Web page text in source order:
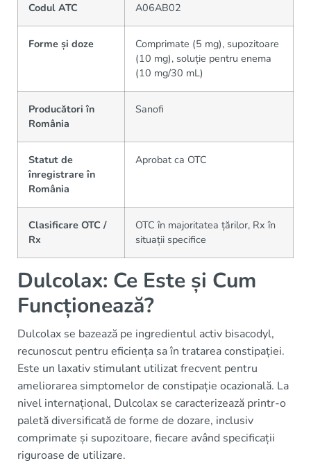
Codul ATC A06AB02
Forme și doze
Comprimate (5 mg), supozitoare
(10 mg), soluție pentru enema
(10 mg/30 mL)
Producători în
România
Sanofi
Statut de
înregistrare în
România
Aprobat ca OTC
Clasificare OTC /
Rx
OTC în majoritatea țărilor, Rx în
situații specifice
Dulcolax: Ce Este și Cum
Funcționează?
Dulcolax se bazează pe ingredientul activ bisacodyl,
recunoscut pentru eficiența sa în tratarea constipației.
Este un laxativ stimulant utilizat frecvent pentru
ameliorarea simptomelor de constipație ocazională. La
nivel internațional, Dulcolax se caracterizează printr-o
paletă diversificată de forme de dozare, inclusiv
comprimate și supozitoare, fiecare având specificații
riguroase de utilizare.